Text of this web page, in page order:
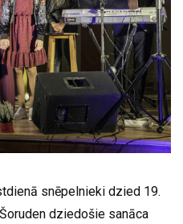
snēpelnieki dzied 19.
dziedošie sanāca